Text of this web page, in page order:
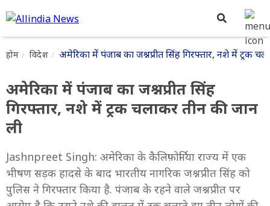
होम विदेश अमेरिका में पंजाब का जश्नप्रीत सिंह गिरफ्तार, नशे में ट्रक
अमेरिका में पंजाब का जश्नप्रीत सिंह
गिरफ्तार, नशे में ट्रक चलाकर तीन की जान
ली
Jashnpreet Singh: अमेरिका के कैलिफ़ोर्निया राज्य में एक
भीषण सड़क हादसे के बाद भारतीय नागरिक जश्नप्रीत सिंह को
पुलिस ने गिरफ्तार किया है. पंजाब के रहने वाले जश्नप्रीत पर